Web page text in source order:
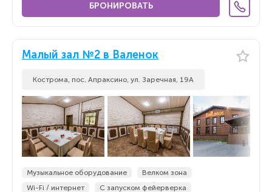
БРОНИРОВАТЬ
Малый зал №2 в Валенок
Кострома, пос. Апраксино, ул. Заречная, 19А
Музыкальное оборудование
Велком зона
Wi-Fi / интернет
С запуском фейерверка